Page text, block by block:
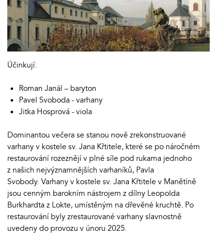
Účinkují:
Roman Janál – baryton
Pavel Svoboda - varhany
Jitka Hosprová - viola
Dominantou večera se stanou nově zrekonstruované
varhany v kostele sv. Jana Křtitele, které se po náročném
restaurování rozeznějí v plné síle pod rukama jednoho
z našich nejvýznamnějších varhaníků, Pavla
Svobody. Varhany v kostele sv. Jana Křtitele v Manětíně
jsou cenným barokním nástrojem z dílny Leopolda
Burkhardta z Lokte, umístěným na dřevěné kruchtě. Po
restaurování byly zrestaurované varhany slavnostně
uvedeny do provozu v únoru 2025.